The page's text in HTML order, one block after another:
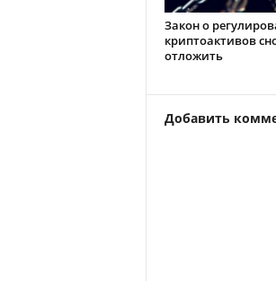
Закон о
криптоактивов
отложить
Добавить